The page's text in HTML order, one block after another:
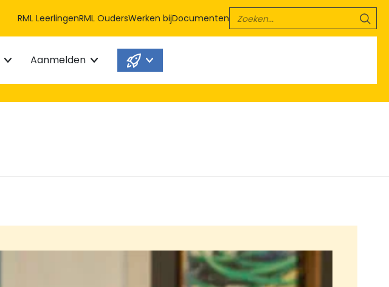
RML LeerlingenRML OudersWerken bijDocumenten
Aanmelden